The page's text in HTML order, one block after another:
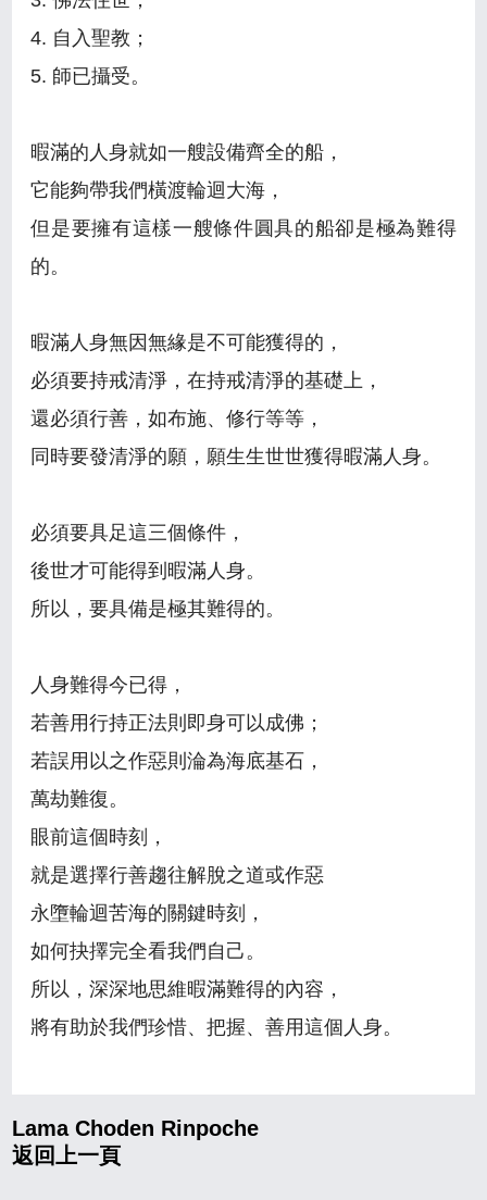
4. 自入聖教；
5. 師已攝受。
暇滿的人身就如一艘設備齊全的船，
它能夠帶我們橫渡輪迴大海，
但是要擁有這樣一艘條件圓具的船卻是極為難得
的。
暇滿人身無因無緣是不可能獲得的，
必須要持戒清淨，在持戒清淨的基礎上，
還必須行善，如布施、修行等等，
同時要發清淨的願，願生生世世獲得暇滿人身。
必須要具足這三個條件，
後世才可能得到暇滿人身。
所以，要具備是極其難得的。
人身難得今已得，
若善用行持正法則即身可以成佛；
若誤用以之作惡則淪為海底基石，
萬劫難復。
眼前這個時刻，
就是選擇行善趨往解脫之道或作惡
永墮輪迴苦海的關鍵時刻，
如何抉擇完全看我們自己。
所以，深深地思維暇滿難得的內容，
將有助於我們珍惜、把握、善用這個人身。
Lama Choden Rinpoche
返回上一頁